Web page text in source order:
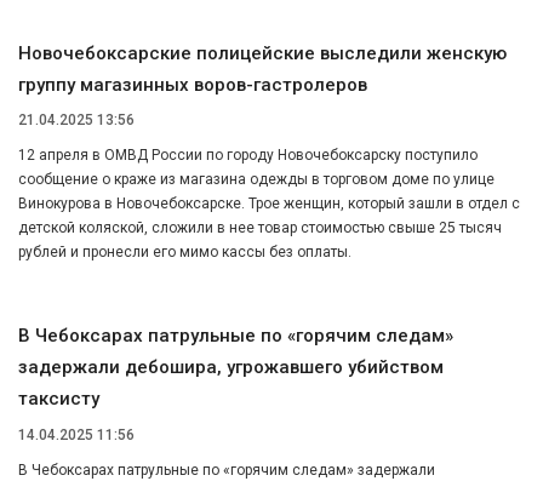
Новочебоксарские полицейские выследили женскую
группу магазинных воров-гастролеров
21.04.2025 13:56
12 апреля в ОМВД России по городу Новочебоксарску поступило
сообщение о краже из магазина одежды в торговом доме по улице
Винокурова в Новочебоксарске. Трое женщин, который зашли в отдел с
детской коляской, сложили в нее товар стоимостью свыше 25 тысяч
рублей и пронесли его мимо кассы без оплаты.
В Чебоксарах патрульные по «горячим следам»
задержали дебошира, угрожавшего убийством
таксисту
14.04.2025 11:56
В Чебоксарах патрульные по «горячим следам» задержали